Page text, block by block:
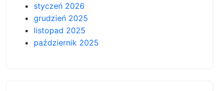
styczeń 2026
grudzień 2025
listopad 2025
październik 2025